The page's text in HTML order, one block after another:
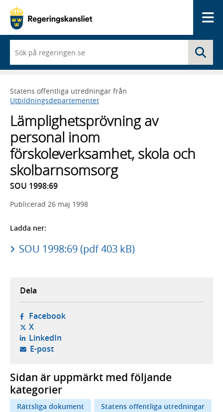
du
börjar
skriva
framträder
en
med
sökförslag
Statens offentliga utredningar från
Utbildningsdepartementet
Lämplighetsprövning av
personal inom
förskoleverksamhet, skola och
skolbarnsomsorg
SOU 1998:69
Publicerad 26 maj 1998
Ladda ner:
SOU 1998:69 (pdf 403 kB)
Dela
Facebook- öppnas i ny flik, extern webbplats,
X- öppnas i ny flik, extern webbplats,
LinkedIn- öppnas i ny flik, extern webbplats,
E-post- öppnar din e-postklient,
Sidan är uppmärkt med följande
kategorier
Rättsliga dokument
Statens offentliga utredningar